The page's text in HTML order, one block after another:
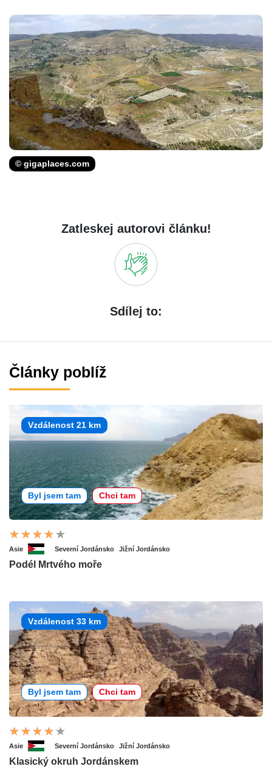
© gigaplaces.com
Zatleskej autorovi článku!
Sdílej to:
Články poblíž
Vzdálenost 21 km
Byl jsem tam Chci tam
Asie Severní Jordánsko Jižní Jordánsko
Podél Mrtvého moře
Vzdálenost 33 km
Byl jsem tam Chci tam
Asie Severní Jordánsko Jižní Jordánsko
Klasický okruh Jordánskem